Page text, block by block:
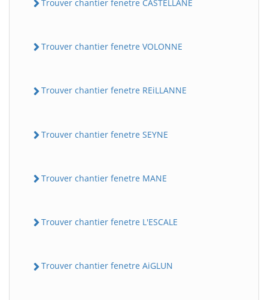
Trouver chantier fenetre CASTELLANE
Trouver chantier fenetre VOLONNE
Trouver chantier fenetre REiLLANNE
Trouver chantier fenetre SEYNE
Trouver chantier fenetre MANE
Trouver chantier fenetre L'ESCALE
Trouver chantier fenetre AiGLUN